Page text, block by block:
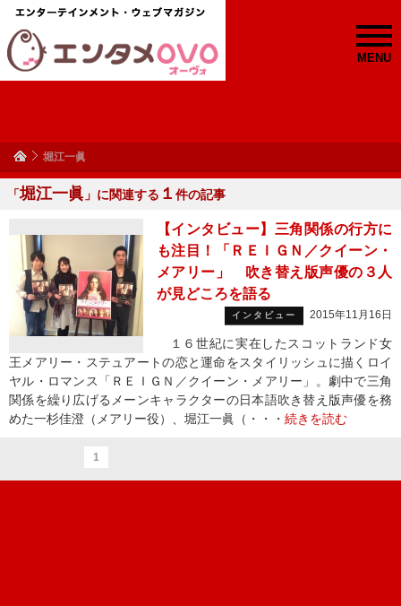
MENU
堀江一眞
「堀江一眞 」に関連する １ 件の記事
【インタビュー】三角関係の行方に
も注目！「ＲＥＩＧＮ／クイーン・
メアリー」 吹き替え版声優の３人
が見どころを語る
インタビュー 2015年11月16日
１６世紀に実在したスコットランド女
王メアリー・ステュアートの恋と運命をスタイリッシュに描くロイ
ヤル・ロマンス「ＲＥＩＧＮ／クイーン・メアリー」。劇中で三角
関係を繰り広げるメーンキャラクターの日本語吹き替え版声優を務
めた一杉佳澄（メアリー役）、堀江一眞（・・・ 続きを読む
1